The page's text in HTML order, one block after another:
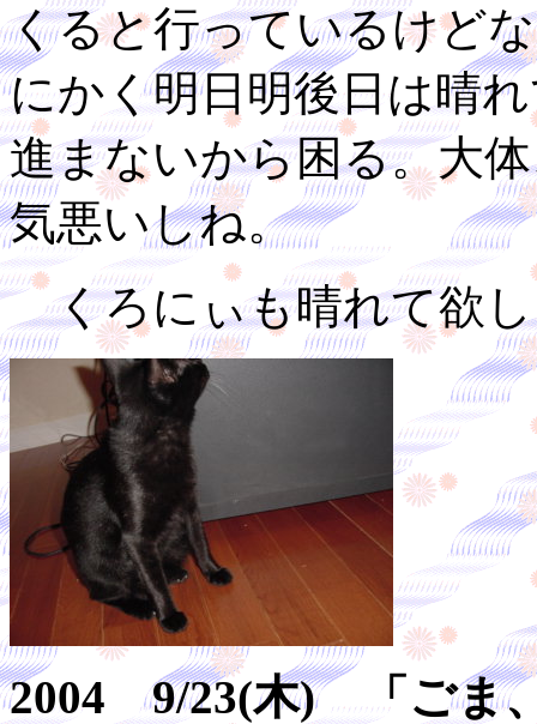
くると行っているけど
にかく明日明後日は晴
進まないから困る。大
気悪いしね。
くろにぃも晴れて欲し
2004 9/23(木) 「ごま